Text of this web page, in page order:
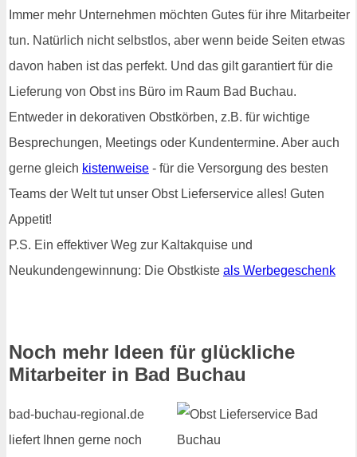
Immer mehr Unternehmen möchten Gutes für ihre Mitarbeiter
tun. Natürlich nicht selbstlos, aber wenn beide Seiten etwas
davon haben ist das perfekt. Und das gilt garantiert für die
Lieferung von Obst ins Büro im Raum Bad Buchau.
Entweder in dekorativen Obstkörben, z.B. für wichtige
Besprechungen, Meetings oder Kundentermine. Aber auch
gerne gleich kistenweise - für die Versorgung des besten
Teams der Welt tut unser Obst Lieferservice alles! Guten
Appetit!
P.S. Ein effektiver Weg zur Kaltakquise und
Neukundengewinnung: Die Obstkiste als Werbegeschenk
Noch mehr Ideen für glückliche
Mitarbeiter in Bad Buchau
bad-buchau-regional.de
liefert Ihnen gerne noch